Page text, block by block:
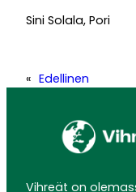
Sini Solala, Pori
« Edellinen
Vihreät on